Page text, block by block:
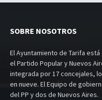
SOBRE NOSOTROS
El Ayuntamiento de Tarifa
el Partido Popular y Nuevos
integrada por 17 concejales,
en nueve. El Equipo de
del PP y dos de Nuevos Aires.